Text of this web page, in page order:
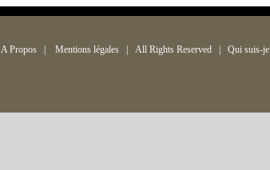
A Propos |Mentions légales | All Rights Reserved |Qui suis-je